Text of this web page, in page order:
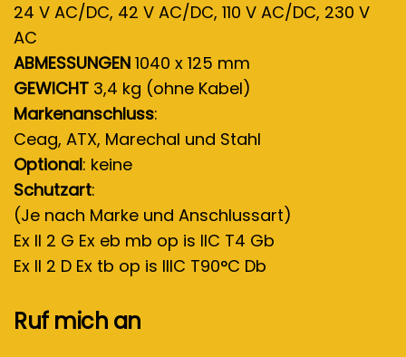
24 V AC/DC, 42 V AC/DC, 110 V AC/DC, 230 V
AC
ABMESSUNGEN 1040 x 125 mm
GEWICHT 3,4 kg (ohne Kabel)
Markenanschluss:
Ceag, ATX, Marechal und Stahl
Optional: keine
Schutzart:
(Je nach Marke und Anschlussart)
Ex II 2 G Ex eb mb op is IIC T4 Gb
Ex II 2 D Ex tb op is IIIC T90°C Db
Ruf mich an